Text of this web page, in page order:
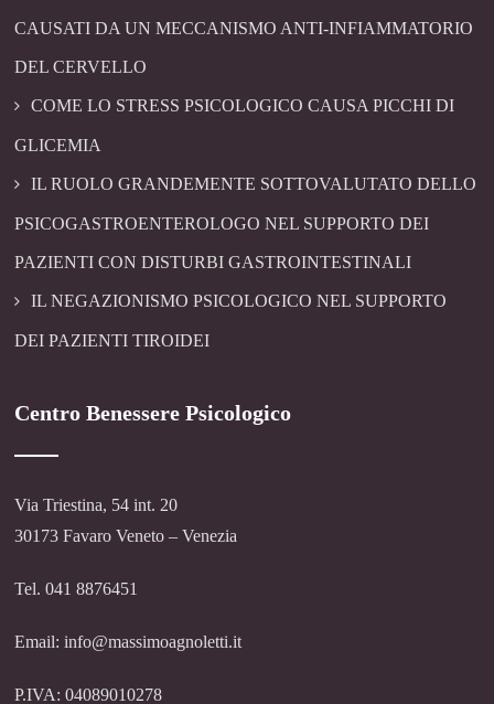
CAUSATI DA UN MECCANISMO ANTI-INFIAMMATORIO
DEL CERVELLO
COME LO STRESS PSICOLOGICO CAUSA PICCHI DI
GLICEMIA
IL RUOLO GRANDEMENTE SOTTOVALUTATO DELLO
PSICOGASTROENTEROLOGO NEL SUPPORTO DEI
PAZIENTI CON DISTURBI GASTROINTESTINALI
IL NEGAZIONISMO PSICOLOGICO NEL SUPPORTO
DEI PAZIENTI TIROIDEI
Centro Benessere Psicologico
Via Triestina, 54 int. 20
30173 Favaro Veneto – Venezia
Tel. 041 8876451
Email: info@massimoagnoletti.it
P.IVA: 04089010278